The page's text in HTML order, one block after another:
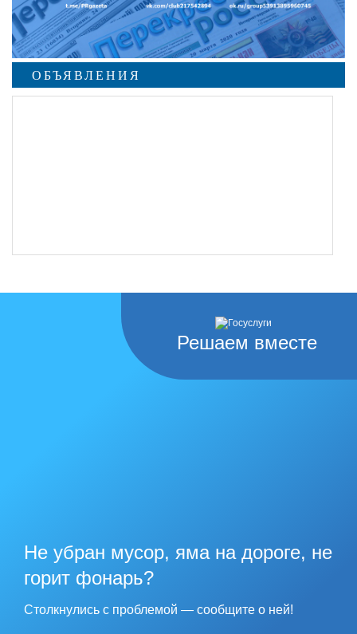
ОБЪЯВЛЕНИЯ
Решаем вместе
Не убран мусор, яма на дороге, не
горит фонарь?
Столкнулись с проблемой — сообщите о ней!